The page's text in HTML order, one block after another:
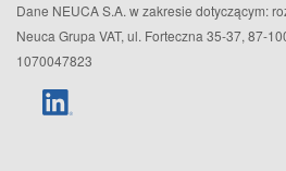
Dane NEUCA S.A. w zakresie dotyczącym:
Neuca Grupa VAT, ul. Forteczna 35-37, 87-
1070047823